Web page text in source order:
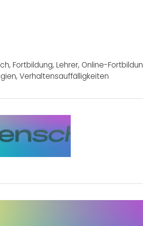
, Fortbildung, Lehrer, Online-
, Verhaltensauffälligkeiten